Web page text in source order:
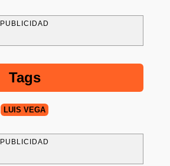
PUBLICIDAD
Tags
LUIS VEGA
PUBLICIDAD